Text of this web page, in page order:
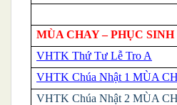
MÙA CHAY – PHỤC SINH
VHTK Thứ Tư Lễ Tro A
VHTK Chúa Nhật 1 MÙA
VHTK Chúa Nhật 2 MÙA